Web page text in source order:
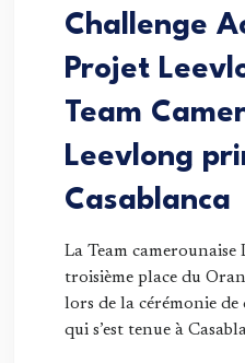
Challenge
Projet
Team
Leevlong
Casablanca
La Team camerounaise
troisième place du
lors de la cérémonie
qui s’est tenue à